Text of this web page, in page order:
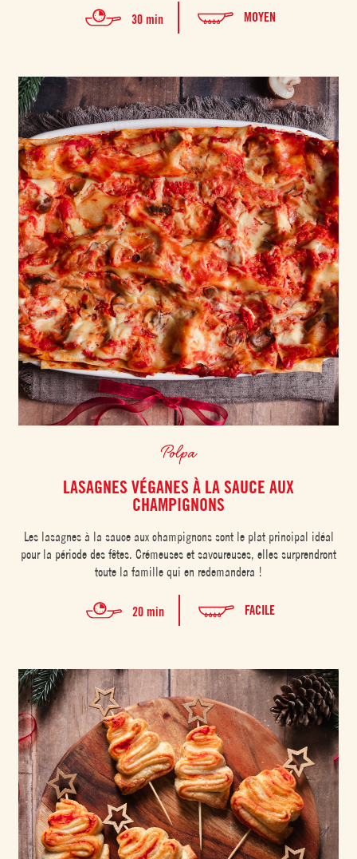
30 min MOYEN
Polpa
LASAGNES VÉGANES À LA SAUCE AUX
CHAMPIGNONS
Les lasagnes à la sauce aux champignons sont le plat principal idéal
pour la période des fêtes. Crémeuses et savoureuses, elles surprendront
toute la famille qui en redemandera !
20 min FACILE